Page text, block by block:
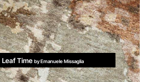
Leaf Time by Emanuele Missaglia